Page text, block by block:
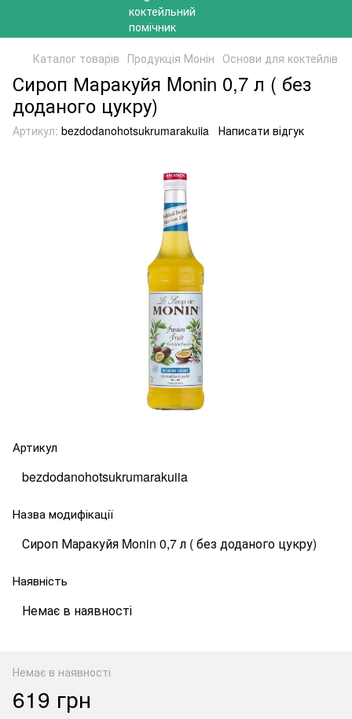
Каталог товарів Продукція Монін Основи для коктейлів
Сироп Маракуйя Monin 0,7 л ( без
доданого цукру)
Артикул: bezdodanohotsukrumarakuiia Написати відгук
Артикул
bezdodanohotsukrumarakuiia
Назва модифікації
Сироп Маракуйя Monin 0,7 л ( без доданого цукру)
Наявність
Немає в наявності
Немає в наявності
619 грн